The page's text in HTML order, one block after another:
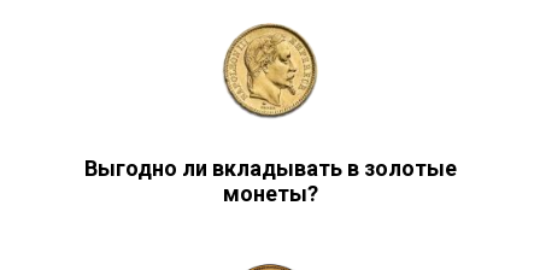
Выгодно ли вкладывать в золотые
монеты?